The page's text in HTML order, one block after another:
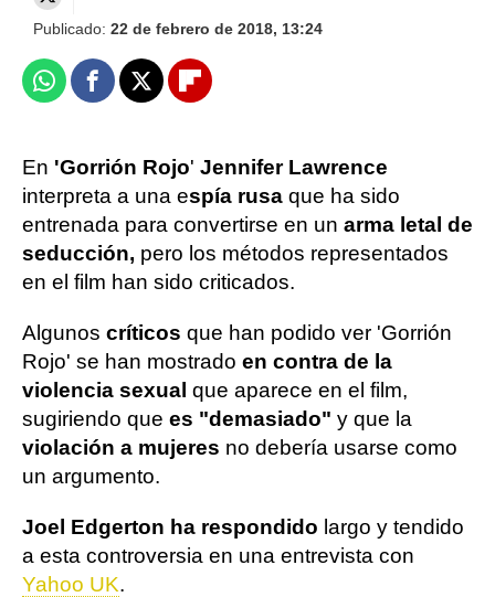
Publicado: 22 de febrero de 2018, 13:24
WhatsappFacebook
X Flipboard
En 'Gorrión Rojo' Jennifer Lawrence
interpreta a una espía rusa que ha sido
entrenada para convertirse en un arma letal de
seducción, pero los métodos representados
en el film han sido criticados.
Algunos críticos que han podido ver 'Gorrión
Rojo' se han mostrado en contra de la
violencia sexual que aparece en el film,
sugiriendo que es "demasiado" y que la
violación a mujeres no debería usarse como
un argumento.
Joel Edgerton ha respondido largo y tendido
a esta controversia en una entrevista con
Yahoo UK.